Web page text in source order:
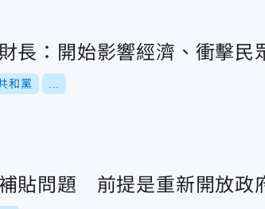
長：開始影響經濟、衝擊民
和黨
貼問題 前提是重新開放政